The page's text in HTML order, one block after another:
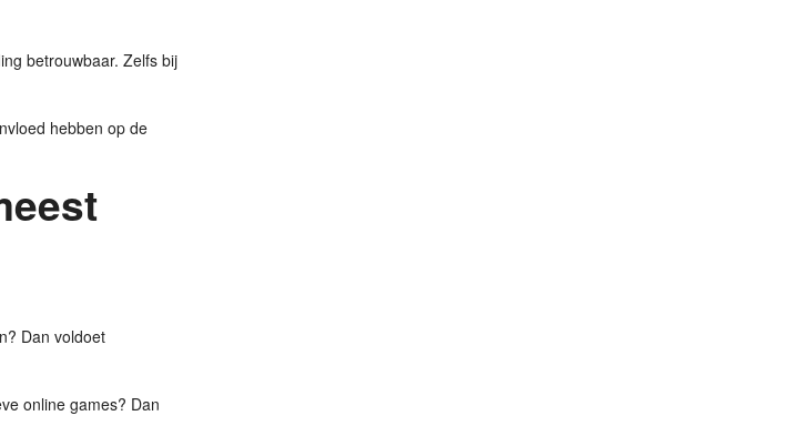
betrouwbaar. Zelfs bij
hebben op de
Dan voldoet
online games? Dan